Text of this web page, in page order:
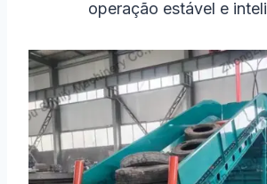
operação estável e